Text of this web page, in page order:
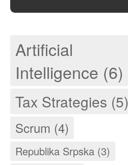
Artificial
Intelligence (6)
Tax Strategies (5)
Scrum (4)
Republika Srpska (3)